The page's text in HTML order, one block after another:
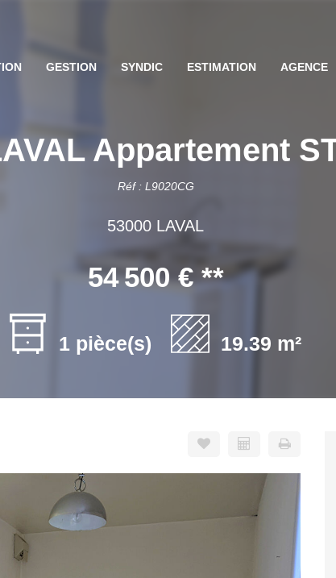
GESTION SYNDIC ESTIMATION AGENCE
Appartement
Réf : L9020CG
53000 LAVAL
54 500 € **
1 pièce(s) 19.39 m²